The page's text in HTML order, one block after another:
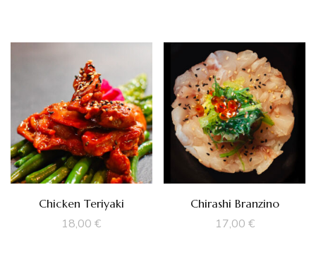
Chicken Teriyaki
18,00€
Chirashi Branzino
17,00 €